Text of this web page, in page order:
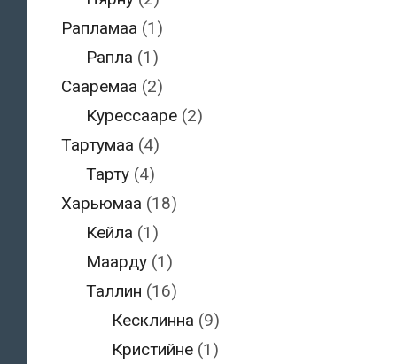
Рапламаа (1)
Рапла (1)
Сааремаа (2)
Курессааре (2)
Тартумаа (4)
Тарту (4)
Харьюмаа (18)
Кейла (1)
Маарду (1)
Таллин (16)
Кесклинна (9)
Кристийне(1)